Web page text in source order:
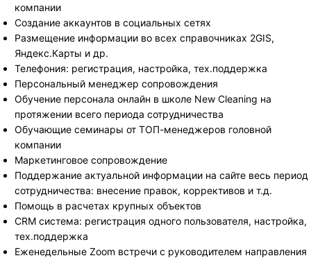
компании
Создание аккаунтов в социальных сетях
Размещение информации во всех справочниках 2GIS,
Яндекс.Карты и др.
Телефония: регистрация, настройка, тех.поддержка
Персональный менеджер сопровождения
Обучение персонала онлайн в школе New Cleaning на
протяжении всего периода сотрудничества
Обучающие семинары от ТОП-менеджеров головной
компании
Маркетинговое сопровождение
Поддержание актуальной информации на сайте весь период
сотрудничества: внесение правок, коррективов и т.д.
Помощь в расчетах крупных объектов
CRM система: регистрация одного пользователя, настройка,
тех.поддержка
Еженедельные Zoom встречи с руководителем направления